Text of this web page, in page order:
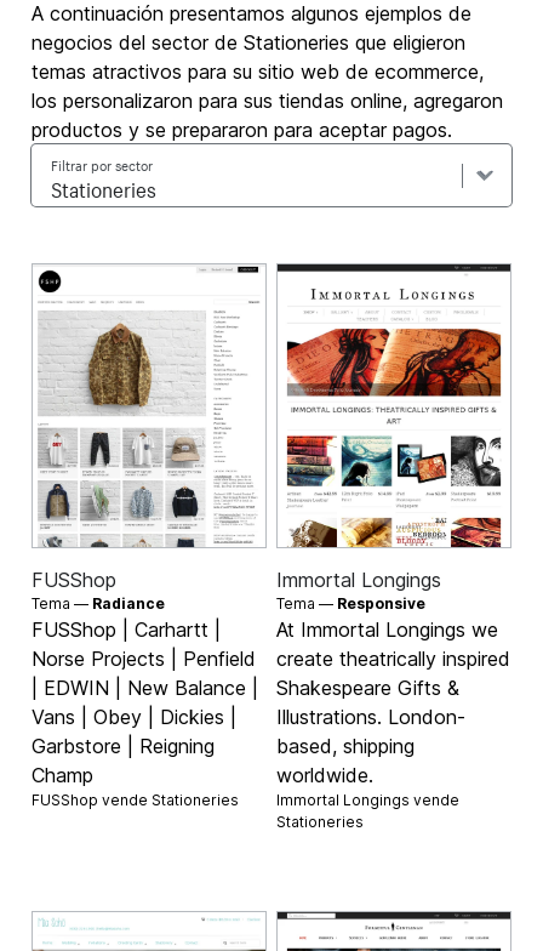
A continuación presentamos algunos ejemplos de
negocios del sector de Stationeries que eligieron
temas atractivos para su sitio web de ecommerce,
los personalizaron para sus tiendas online, agregaron
productos y se prepararon para aceptar pagos.
Filtrar por sector
FUSShop
Tema — Radiance
FUSShop | Carhartt |
Norse Projects | Penfield
| EDWIN | New Balance |
Vans | Obey | Dickies |
Garbstore | Reigning
Champ
FUSShop vende Stationeries
Immortal Longings
Tema — Responsive
At Immortal Longings we
create theatrically inspired
Shakespeare Gifts &
Illustrations. London-
based, shipping
worldwide.
Immortal Longings vende
Stationeries